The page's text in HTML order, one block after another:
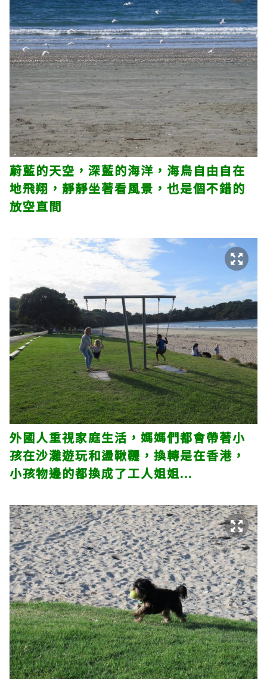
蔚藍的天空，深藍的海洋，海鳥自由自在
地飛翔，靜靜坐著看風景，也是個不錯的
放空直間
外國人重視家庭生活，媽媽們都會帶著小
孩在沙灘遊玩和盪鞦韆，換轉是在香港，
小孩物邊的都換成了工人姐姐...